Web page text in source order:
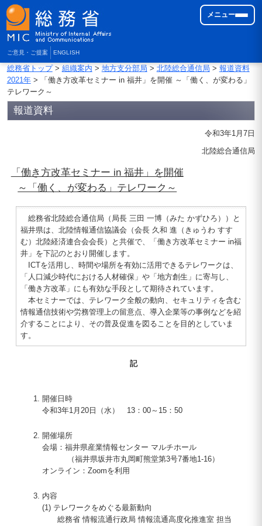
ご意見・ご提案 ENGLISH
メニュー
総務省トップ> 組織案内 > 地方支分部局 > 北陸総合通信局 > 報道資料
2021年> 「働き方改革セミナー in 福井」を開催 ～「働く、が変わる」
テレワーク～
報道資料
令和3年1月7日
北陸総合通信局
「働き方改革セミナー in 福井」を開催
～「働く、が変わる」テレワーク～
総務省北陸総合通信局（局長 三田 一博（みた かずひろ））と
福井県は、北陸情報通信協議会（会長 久和 進（きゅうわ すす
む）北陸経済連合会会長）と共催で、「働き方改革セミナー in福
井」を下記のとおり開催します。
ICTを活用し、時間や場所を有効に活用できるテレワークは、
「人口減少時代における人材確保」や「地方創生」に寄与し、
「働き方改革」にも有効な手段として期待されています。
本セミナーでは、テレワーク全般の動向、セキュリティを含む
情報通信技術や労務管理上の留意点、導入企業等の事例などを紹
介することにより、その普及促進を図ることを目的としていま
す。
記
開催日時
令和3年1月20日（水） 13：00～15：50
開催場所
会場：福井県産業情報センター マルチホール
（福井県坂井市丸岡町熊堂第3号7番地1-16）
オンライン：Zoomを利用
内容
(1) テレワークをめぐる最新動向
総務省 情報流通行政局 情報流通高度化推進室 担当